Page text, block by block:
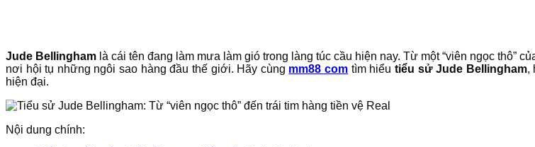
Jude Bellingham là cái tên đang làm mưa làm gió trong làng túc cầu hiện nay. Từ một “viên ngọc thô”
nơi hội tụ những ngôi sao hàng đầu thế giới. Hãy cùng mm88 com tìm hiểu tiểu sử Jude Bellingham,
hiện đại.
Nội dung chính: